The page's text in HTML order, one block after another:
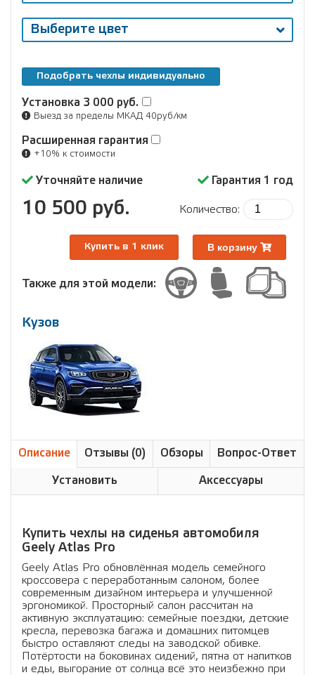
Выберите цвет
Подобрать чехлы индивидуально
Установка 3 000 руб.
Выезд за пределы МКАД 40руб/км
Расширенная гарантия
+10% к стоимости
Кузов
Уточняйте наличие Гарантия 1 год
10 500 руб. Количество:
Купить в 1 клик В корзину
Также для этой модели:
Описание Отзывы (0) Обзоры Вопрос-Ответ
Установить Аксессуары
Купить чехлы на сиденья автомобиля
Geely Atlas Pro
Geely Atlas Pro обновлённая модель семейного
кроссовера с переработанным салоном, более
современным дизайном интерьера и улучшенной
эргономикой. Просторный салон рассчитан на
активную эксплуатацию: семейные поездки, детские
кресла, перевозка багажа и домашних питомцев
быстро оставляют следы на заводской обивке.
Потёртости на боковинах сидений, пятна от напитков
и еды, выгорание от солнца всё это неизбежно при